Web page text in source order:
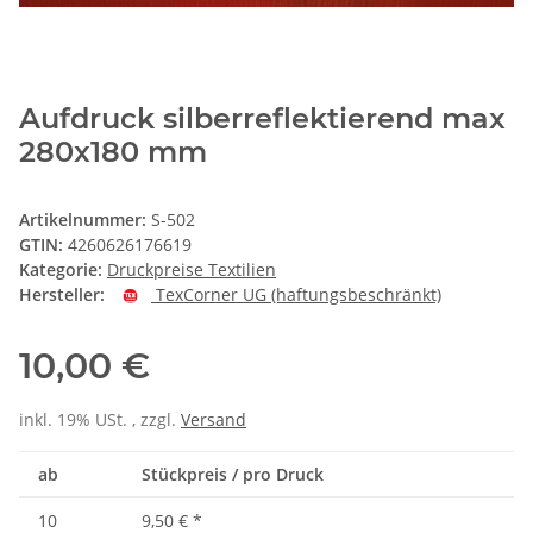
Aufdruck silberreflektierend max
280x180 mm
Artikelnummer: S-502
GTIN: 4260626176619
Kategorie: Druckpreise Textilien
Hersteller:
TexCorner UG (haftungsbeschränkt)
10,00 €
inkl. 19% USt. , zzgl. Versand
ab Stückpreis / pro Druck
10 9,50 € *